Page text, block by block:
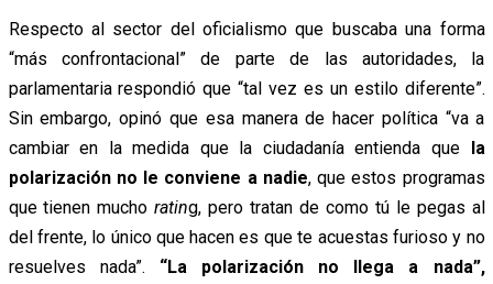
Respecto al sector del oficialismo que buscaba una forma
“más confrontacional” de parte de las autoridades, la
parlamentaria respondió que “tal vez es un estilo diferente”.
Sin embargo, opinó que esa manera de hacer política “va a
cambiar en la medida que la ciudadanía entienda quela
polarización no le conviene a nadie, que estos programas
que tienen muchorating, pero tratan de como tú le pegas al
del frente, lo único que hacen es que te acuestas furioso y no
resuelves nada”. “La polarización no llega a nada”,